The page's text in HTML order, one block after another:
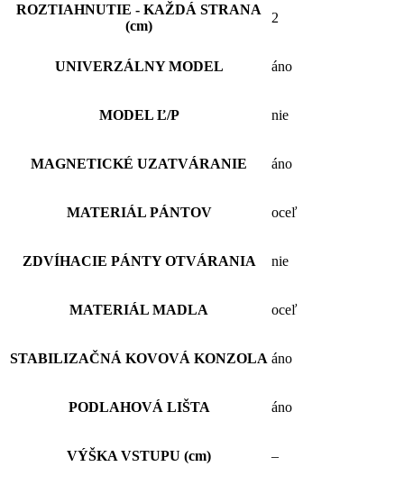
ROZTIAHNUTIE - KAŽDÁ STRANA
(cm)
2
UNIVERZÁLNY MODEL áno
MODEL Ľ/P nie
MAGNETICKÉ UZATVÁRANIE áno
MATERIÁL PÁNTOV oceľ
ZDVÍHACIE PÁNTY OTVÁRANIA nie
MATERIÁL MADLA oceľ
STABILIZAČNÁ KOVOVÁ KONZOLA áno
PODLAHOVÁ LIŠTA áno
VÝŠKA VSTUPU (cm) –